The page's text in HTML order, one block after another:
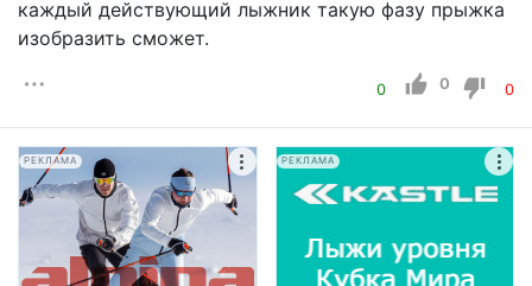
каждый действующий лыжник такую фазу прыжка
изобразить сможет.
0 0 0
РЕКЛАМА РЕКЛАМА